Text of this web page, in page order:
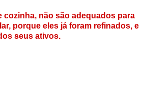
cozinha, não são adequados para
porque eles já foram refinados, e
seus ativos.